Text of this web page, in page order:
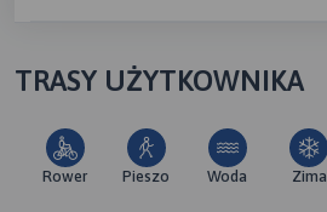
TRASY UŻYTKOWNIKA
Rower Pieszo Woda Zima